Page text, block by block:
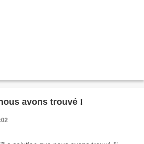
avons trouvé !